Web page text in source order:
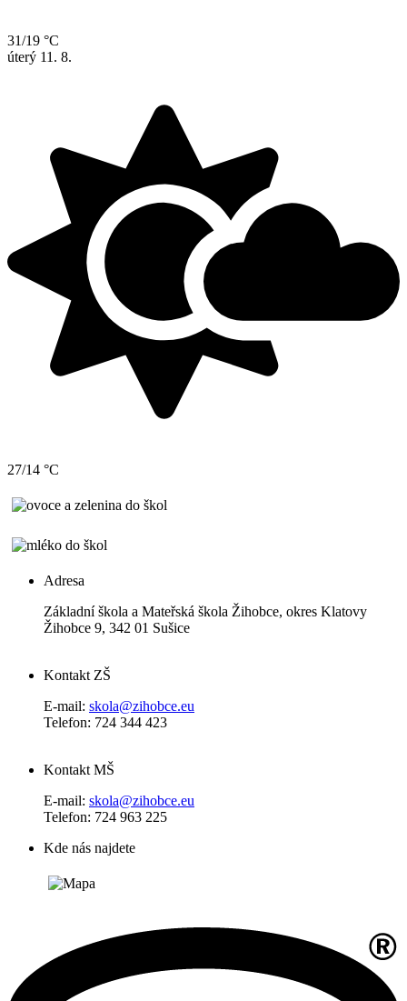
31/19 °C
úterý 11. 8.
27/14 °C
Adresa
Základní škola a Mateřská škola Žihobce, okres Klatovy
Žihobce 9, 342 01 Sušice
Kontakt ZŠ
E-mail: skola@zihobce.eu
Telefon: 724 344 423
Kontakt MŠ
E-mail: skola@zihobce.eu
Telefon: 724 963 225
Kde nás najdete